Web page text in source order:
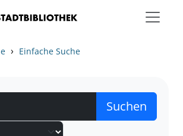
› Einfache Suche